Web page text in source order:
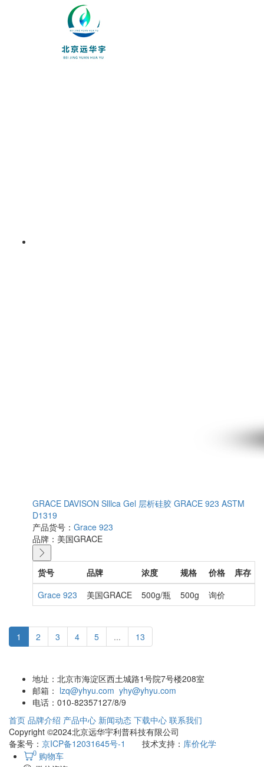
GRACE DAVISON Slllca Gel 层析硅胶 GRACE 923 ASTM
D1319
产品货号： Grace 923
品牌： 美国GRACE
货号 品牌 浓度 规格 价格
库存
Grace 923
美国GRACE 500g/瓶 500g 询价
1 2 3 4 5 ... 13
地址： 北京市海淀区西土城路1号院7号楼208室
邮箱： lzq@yhyu.com yhy@yhyu.com
电话： 010-82357127/8/9
首页 品牌介绍 产品中心 新闻动态 下载中心 联系我们
Copyright ©2024北京远华宇利普科技有限公司
备案号： 京ICP备12031645号-1 技术支持： 库价化学
0 购物车